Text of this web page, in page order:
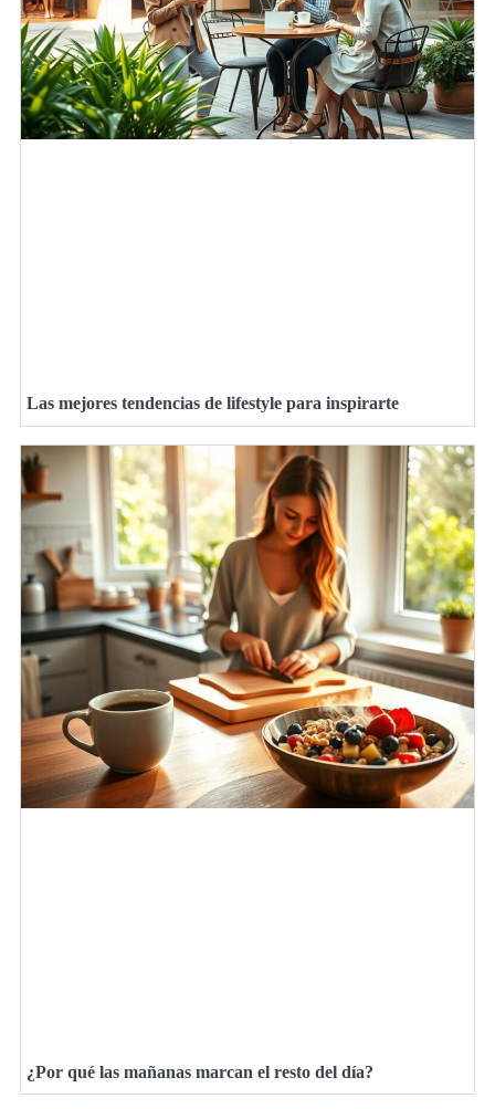
Las mejores tendencias de lifestyle para inspirarte
¿Por qué las mañanas marcan el resto del día?